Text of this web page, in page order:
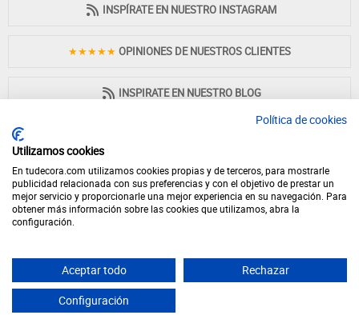
INSPÍRATE EN NUESTRO INSTAGRAM
★★★★★ OPINIONES DE NUESTROS CLIENTES
INSPIRATE EN NUESTRO BLOG
PAGO 100% SEGURO
© 2026 - Desde 1998 en internet - tudecora.com tienda online de muebles
fabricados en España - IVA incluido (Península y Baleares)
Política de cookies
Utilizamos cookies
En tudecora.com utilizamos cookies propias y de terceros, para mostrarle
publicidad relacionada con sus preferencias y con el objetivo de prestar un
mejor servicio y proporcionarle una mejor experiencia en su navegación. Para
obtener más información sobre las cookies que utilizamos, abra la
configuración.
Aceptar todo
Rechazar
Configuración